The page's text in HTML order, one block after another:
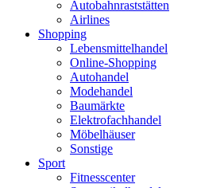
Autobahnraststätten
Airlines
Shopping
Lebensmittelhandel
Online-Shopping
Autohandel
Modehandel
Baumärkte
Elektrofachhandel
Möbelhäuser
Sonstige
Sport
Fitnesscenter